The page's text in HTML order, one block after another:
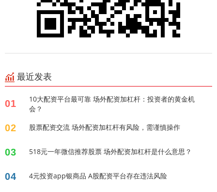
最近发表
01
10大配资平台最可靠 场外配资加杠杆：投资者的黄金机
会？
02 股票配资交流 场外配资加杠杆有风险，需谨慎操作
03 518元一年微信推荐股票 场外配资加杠杆是什么意思？
04 4元投资app银商品 A股配资平台存在违法风险